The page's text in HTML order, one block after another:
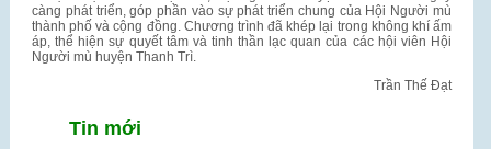
càng phát triển, góp phần vào sự phát triển chung của Hội Người mù
thành phố và cộng đồng. Chương trình đã khép lại trong không khí ấm
áp, thể hiện sự quyết tâm và tinh thần lạc quan của các hội viên Hội
Người mù huyện Thanh Trì.
Trần Thế Đạt
Tin mới